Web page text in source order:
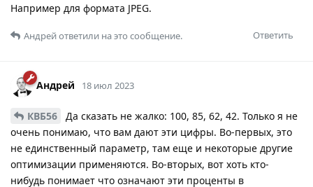
Например для формата JPEG.
Ответить
Андрейответили на это сообщение.
Андрей 18 июл 2023
КВБ56
Да сказать не жалко: 100, 85, 62, 42. Только я не
очень понимаю, что вам дают эти цифры. Во-первых, это
не единственный параметр, там еще и некоторые другие
оптимизации применяются. Во-вторых, вот хоть кто-
нибудь понимает что означают эти проценты в